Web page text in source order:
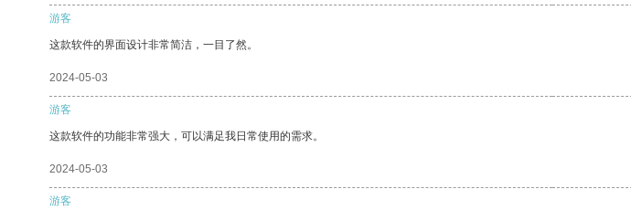
游客
这款软件的界面设计非常简洁，一目了然。
2024-05-03
游客
这款软件的功能非常强大，可以满足我日常使用的需求。
2024-05-03
游客